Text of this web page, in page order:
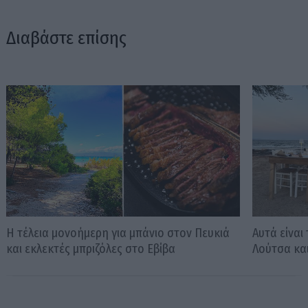
Διαβάστε επίσης
Η τέλεια μονοήμερη για μπάνιο στον Πευκιά
και εκλεκτές μπριζόλες στο Εβίβα
Αυτά
Λούτσα